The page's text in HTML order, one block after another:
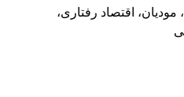
مودیان، اقتصاد رفتاری،